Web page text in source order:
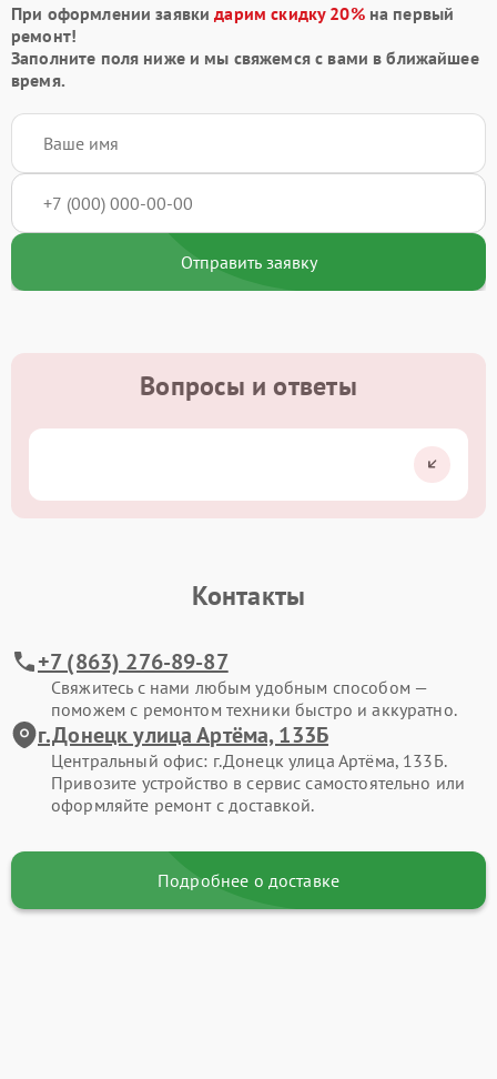
При оформлении заявкидарим скидку 20%на первый
ремонт!
Заполните поля ниже и мы свяжемся с вами в ближайшее
время.
Отправить заявку
Вопросы и ответы
Контакты
+7 (863) 276-89-87
Свяжитесь с нами любым удобным способом —
поможем с ремонтом техники быстро и аккуратно.
г.Донецк улица Артёма, 133Б
Центральный офис: г.Донецк улица Артёма, 133Б.
Привозите устройство в сервис самостоятельно или
оформляйте ремонт с доставкой.
Подробнее о доставке